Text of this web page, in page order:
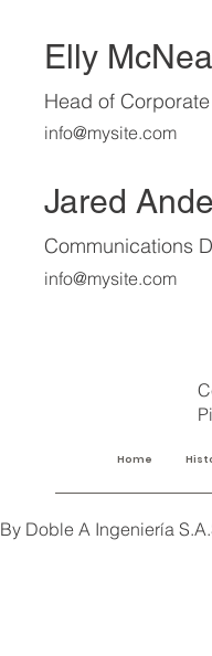
Elly
Head of
info@mysite.com
Jared
Communications
info@mysite.com
Home
Doble A Ingeniería